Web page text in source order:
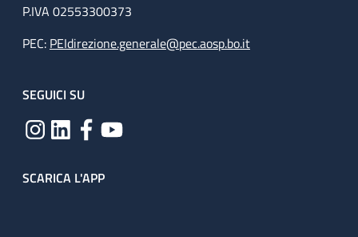
P.IVA 02553300373
PEC: PEIdirezione.generale@pec.aosp.bo.it
SEGUICI SU
SCARICA L'APP